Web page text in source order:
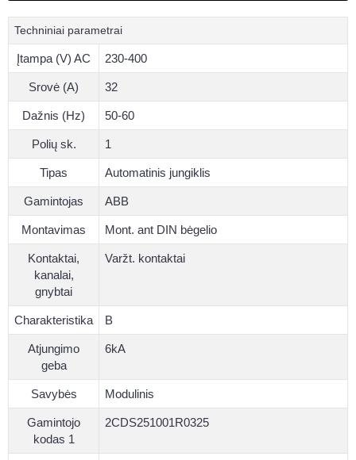
Techniniai parametrai
Įtampa (V) AC 230-400
Srovė (A) 32
Dažnis (Hz) 50-60
Polių sk. 1
Tipas Automatinis jungiklis
Gamintojas ABB
Montavimas Mont. ant DIN bėgelio
Kontaktai,
kanalai,
gnybtai
Varžt. kontaktai
Charakteristika B
Atjungimo
geba
6kA
Savybės Modulinis
Gamintojo
kodas 1
2CDS251001R0325